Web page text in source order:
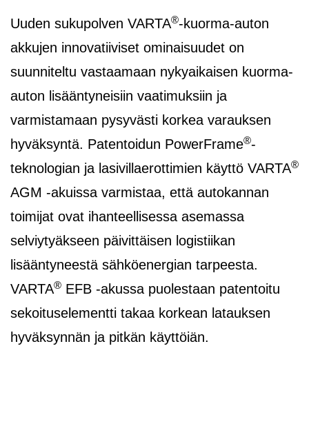
Uuden sukupolven VARTA®-kuorma-auton
akkujen innovatiiviset ominaisuudet on
suunniteltu vastaamaan nykyaikaisen kuorma-
auton lisääntyneisiin vaatimuksiin ja
varmistamaan pysyvästi korkea varauksen
hyväksyntä. Patentoidun PowerFrame®-
teknologian ja lasivillaerottimien käyttö VARTA®
AGM -akuissa varmistaa, että autokannan
toimijat ovat ihanteellisessa asemassa
selviytyäkseen päivittäisen logistiikan
lisääntyneestä sähköenergian tarpeesta.
VARTA® EFB -akussa puolestaan patentoitu
sekoituselementti takaa korkean latauksen
hyväksynnän ja pitkän käyttöiän.